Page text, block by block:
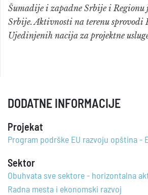
Šumadije i zapadne Srbije i Regionu
Srbije. Aktivnosti na terenu sprovodi
Ujedinjenih nacija za projektne
DODATNE INFORMACIJE
Projekat
Program podrške EU razvoju opština -
Sektor
Obuhvata sve sektore - horizontalna
Radna mesta i ekonomski razvoj